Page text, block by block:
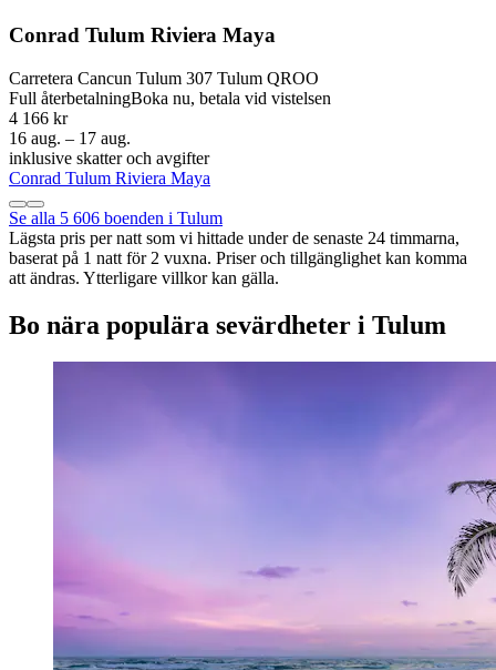
Conrad Tulum Riviera Maya
Carretera Cancun Tulum 307 Tulum QROO
Full återbetalningBoka nu, betala vid vistelsen
4 166 kr
16 aug. – 17 aug.
inklusive skatter och avgifter
Conrad Tulum Riviera Maya
Se alla 5 606 boenden i Tulum
Lägsta pris per natt som vi hittade under de senaste 24 timmarna,
baserat på 1 natt för 2 vuxna. Priser och tillgänglighet kan komma
att ändras. Ytterligare villkor kan gälla.
Bo nära populära sevärdheter i Tulum